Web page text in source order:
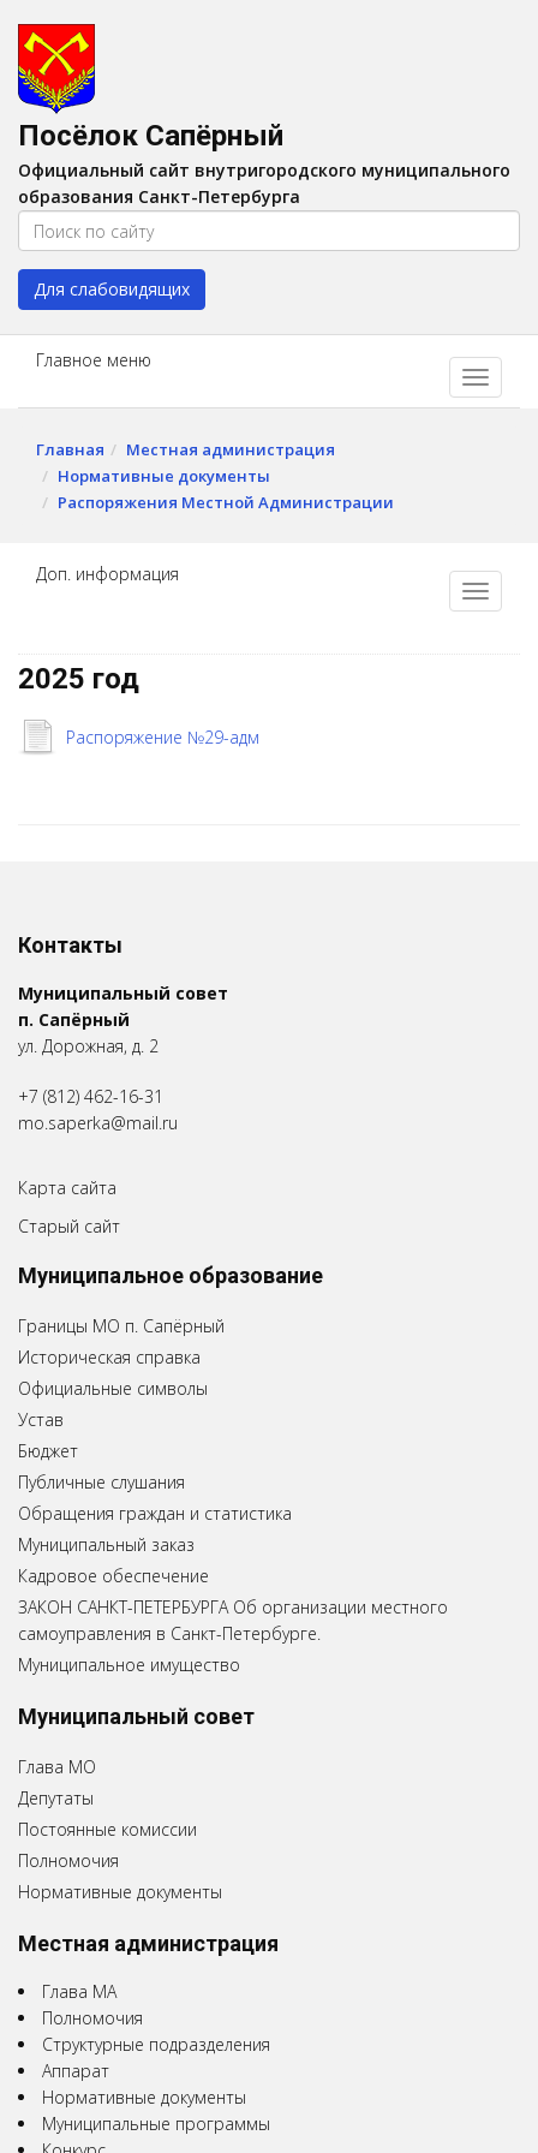
Изображения:
Цвет:A A
Посёлок Сапёрный
Официальный сайт внутригородского муниципального
образования Санкт-Петербурга
Для слабовидящих
Главное меню
Главная
Местная администрация
Нормативные документы
Распоряжения Местной Администрации
Доп. информация
2025 год
Распоряжение №29-адм
Контакты
Муниципальный совет
п. Сапёрный
ул. Дорожная, д. 2
+7 (812) 462-16-31
mo.saperka@mail.ru
Карта сайта
Старый сайт
Муниципальное образование
Границы МО п. Сапёрный
Историческая справка
Официальные символы
Устав
Бюджет
Публичные слушания
Обращения граждан и статистика
Муниципальный заказ
Кадровое обеспечение
ЗАКОН САНКТ-ПЕТЕРБУРГА Об организации местного
самоуправления в Санкт-Петербурге.
Муниципальное имущество
Муниципальный совет
Глава МО
Депутаты
Постоянные комиссии
Полномочия
Нормативные документы
Местная администрация
Глава МА
Полномочия
Структурные подразделения
Аппарат
Нормативные документы
Муниципальные программы